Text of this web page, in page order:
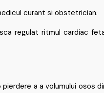
curant si obstetrician.
regulat ritmul cardiac
a a volumului osos